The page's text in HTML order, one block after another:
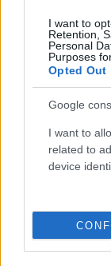
I want to
Retention,
Personal
Purposes
Opted Out
Google
I want to
related to
device
Αϋπνία και